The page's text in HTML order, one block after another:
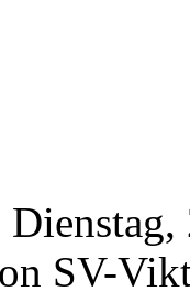
SV-